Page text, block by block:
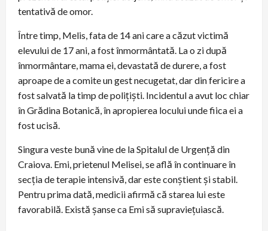
tentativă de omor.
Între timp, Melis, fata de 14 ani care a căzut victimă
elevului de 17 ani, a fost înmormântată. La o zi după
înmormântare, mama ei, devastată de durere, a fost
aproape de a comite un gest necugetat, dar din fericire a
fost salvată la timp de polițiști. Incidentul a avut loc chiar
în Grădina Botanică, în apropierea locului unde fiica ei a
fost ucisă.
Singura veste bună vine de la Spitalul de Urgență din
Craiova. Emi, prietenul Melisei, se află în continuare în
secția de terapie intensivă, dar este conștient și stabil.
Pentru prima dată, medicii afirmă că starea lui este
favorabilă. Există șanse ca Emi să supraviețuiască.